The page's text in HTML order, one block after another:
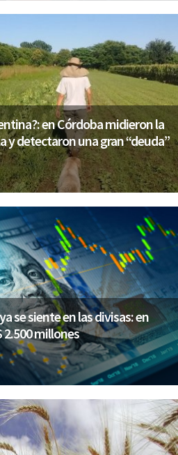
en Córdoba midieron la
detectaron una gran “deuda”
se siente en las divisas: en
2.500 millones